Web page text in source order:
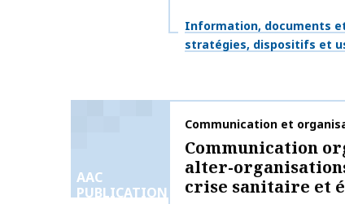
Thématiques
Information, documents
stratégies, dispositifs et
AAC
PUBLICATIONS
Nom de la publication
Communication et
Communication
alter-
crise sanitaire et